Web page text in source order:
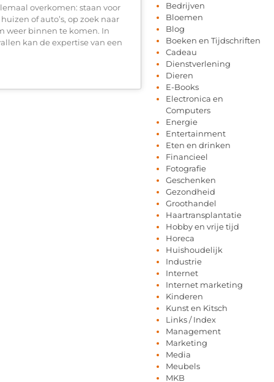
overkomen: staan voor
of auto’s, op zoek naar
weer binnen te komen. In
kan de expertise van een
Bedrijven
Bloemen
Blog
Boeken en Tijdschriften
Cadeau
Dienstverlening
Dieren
E-Books
Electronica en
Computers
Energie
Entertainment
Eten en drinken
Financieel
Fotografie
Geschenken
Gezondheid
Groothandel
Haartransplantatie
Hobby en vrije tijd
Horeca
Huishoudelijk
Industrie
Internet
Internet marketing
Kinderen
Kunst en Kitsch
Links / Index
Management
Marketing
Media
Meubels
MKB